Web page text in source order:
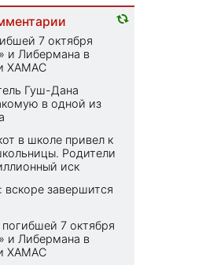
7 октября
и Либермана в
ХАМАС
Гуш-Дана
в одной из
в школе привел к
Родители
иск
вскоре завершится
7 октября
и Либермана в
ХАМАС